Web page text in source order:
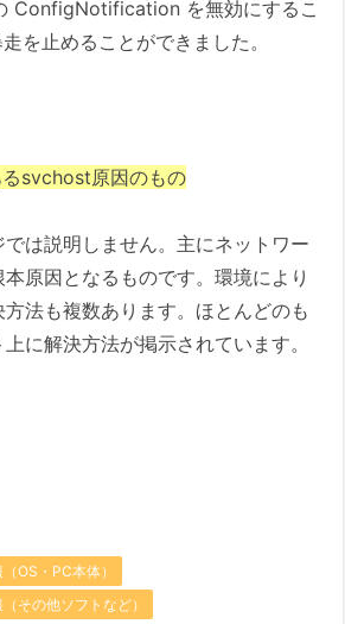
ConfigNotification を無効にするこ
を止めることができました。
svchost原因のもの
は説明しません。主にネットワー
原因となるものです。環境により
法も複数あります。ほとんどのも
に解決方法が掲示されています。
OS・PC本体）
その他ソフトなど）